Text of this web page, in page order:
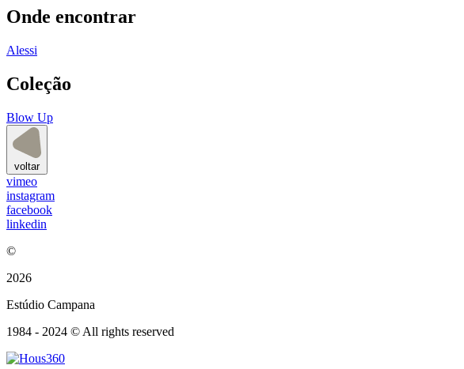
Onde encontrar
Alessi
Coleção
Blow Up
voltar
vimeo
instagram
facebook
linkedin
©
2026
Estúdio Campana
1984 - 2024 © All rights reserved